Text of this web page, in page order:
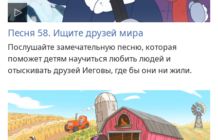
Песня 58. Ищите друзей мира
Послушайте замечательную песню, которая
поможет детям научиться любить людей и
отыскивать друзей Иеговы, где бы они ни жили.